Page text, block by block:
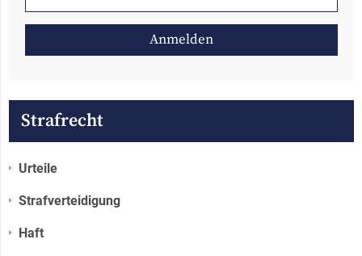
Strafrecht
Urteile
Strafverteidigung
Haft